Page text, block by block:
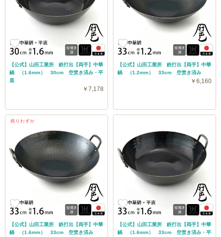
【公式】山田工業所 鉄打出【両手】中華
鍋 （1.6mm） 30cm 空焚き済み・平
底
￥7,178
【公式】山田工業所 鉄打出【両手】中華
鍋 （1.2mm） 33cm 空焚き済み
￥6,160
【公式】山田工業所 鉄打出【両手】中華
鍋 （1.6mm） 33cm 空焚き済み
残りわずか
【公式】山田工業所 鉄打出【両手】中華
鍋 （1.6mm） 33cm 空焚き済み・平